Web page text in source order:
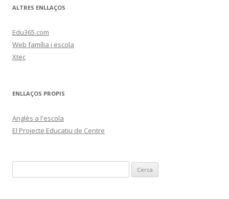
ALTRES ENLLAÇOS
Edu365.com
Web família i escola
Xtec
ENLLAÇOS PROPIS
Anglès a l'escola
El Projecte Educatiu de Centre
e